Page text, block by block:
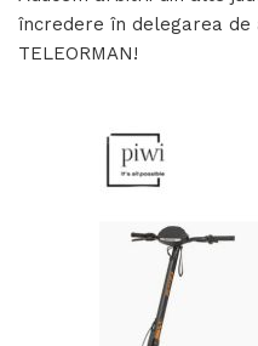
încredere în delegarea de
TELEORMAN!